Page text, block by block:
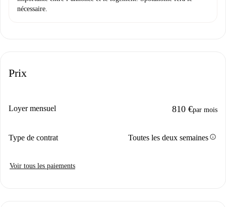
nécessaire.
Prix
Loyer mensuel 810 €par mois
Type de contrat Toutes les deux semainesinfo
Voir tous les paiements